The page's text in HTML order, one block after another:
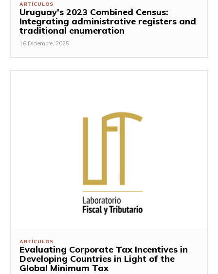
ARTÍCULOS
Uruguay’s 2023 Combined Census:
Integrating administrative registers and
traditional enumeration
16 Diciembre, 2025
ARTÍCULOS
Evaluating Corporate Tax Incentives in
Developing Countries in Light of the
Global Minimum Tax